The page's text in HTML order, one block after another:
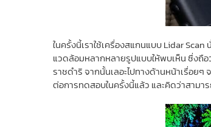
ในครั้งนี้เราใช้เครื่องสแกนแบบ Lidar Scan
แวดล้อมหลากหลายรูปแบบให้พบเห็น ซึ่งถื
ราชดำริ จากนั้นเลอะไปทางด้านหน้าเรื่อย
ต่อการทดสอบในครั้งนี้แล้ว และคิดว่าสามา